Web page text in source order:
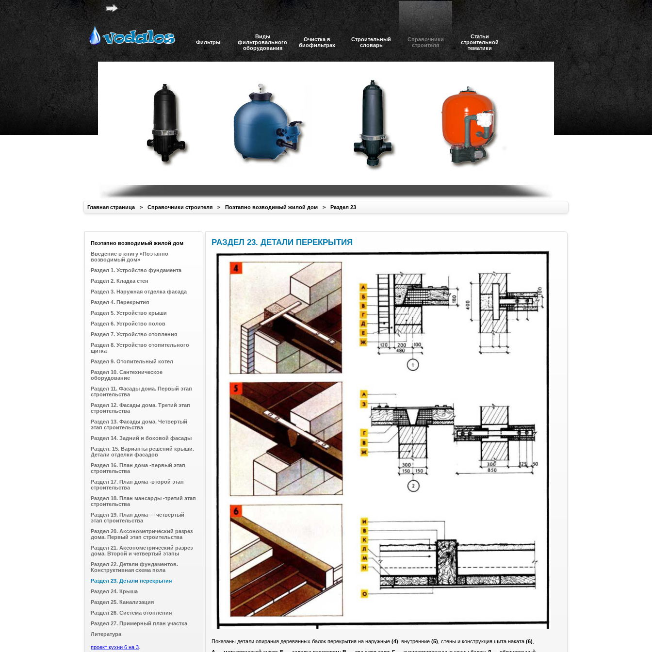
Фильтры
Виды
фильтровального
оборудования
Очистка в
биофильтрах
Строительный
словарь
Справочники
строителя
Статьи
строительной
тематики
Главная страница > Справочники строителя > Поэтапно возводимый жилой дом > Раздел 23
РАЗДЕЛ 23. ДЕТАЛИ ПЕРЕКРЫТИЯ
Показаны детали опирания деревянных балок перекрытия на наружные (4) , внутренние (5) , стены и конструкция щита наката (6)
Поэтапно возводимый жилой дом
Введение в книгу «Поэтапно
возводимый дом»
Раздел 1. Устройство фундамента
Раздел 2. Кладка стен
Раздел 3. Наружная отделка фасада
Раздел 4. Перекрытия
Раздел 5. Устройство крыши
Раздел 6. Устройство полов
Раздел 7. Устройство отопления
Раздел 8. Устройство отопительного
щитка
Раздел 9. Отопительный котел
Раздел 10. Сантехническое
оборудование
Раздел 11. Фасады дома. Первый этап
строительства
Раздел 12. Фасады дома. Третий этап
строительства
Раздел 13. Фасады дома. Четвертый
этап строительства
Раздел 14. Задний и боковой фасады
Раздел. 15. Варианты решений крыши.
Детали отделки фасадов
Раздел 16. План дома -первый этап
строительства
Раздел 17. План дома -второй этап
строительства
Раздел 18. План мансарды -третий этап
строительства
Раздел 19. План дома — четвертый
этап строительства
Раздел 20. Аксонометрический разрез
дома. Первый этап строительства
Раздел 21. Аксонометрический разрез
дома. Второй и четвертый этапы
Раздел 22. Детали фундаментов.
Конструктивная схема пола
Раздел 23. Детали перекрытия
Раздел 24. Крыша
Раздел 25. Канализация
Раздел 26. Система отопления
Раздел 27. Примерный план участка
Литература
проект кухни 6 на 3